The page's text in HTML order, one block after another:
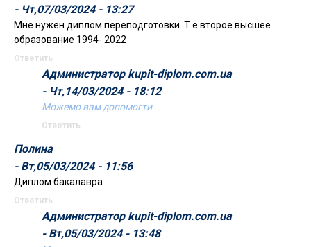
- Чт,07/03/2024 - 13:27
Мне нужен диплом переподготовки. Т.е второе высшее
образование 1994- 2022
Ответить
Администратор kupit-diplom.com.ua
- Чт,14/03/2024 - 18:12
Можемо вам допомогти
Ответить
Полина
- Вт,05/03/2024 - 11:56
Диплом бакалавра
Ответить
Администратор kupit-diplom.com.ua
- Вт,05/03/2024 - 13:48